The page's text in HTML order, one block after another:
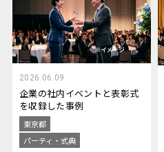
2026.06.09
企業の社内イベントと表彰式
を収録した事例
東京都
パーティ・式典